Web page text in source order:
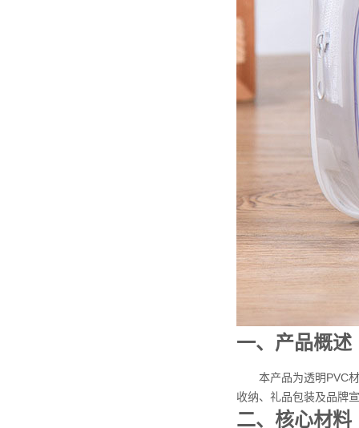
一、产品概述
本产品为透明PVC
收纳、礼品包装及品牌
二、核心材料